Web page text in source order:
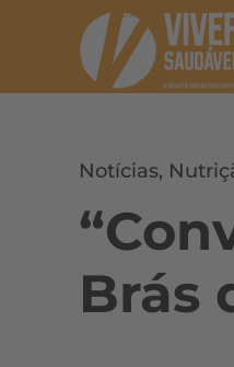
Notícias,
Brás